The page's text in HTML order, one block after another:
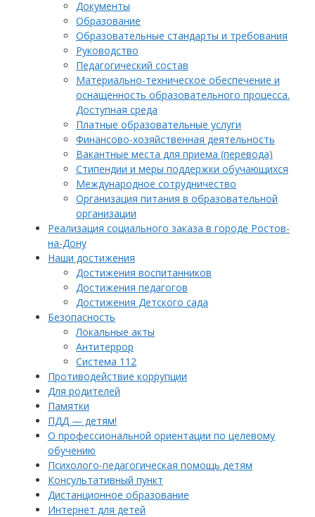
Документы
Образование
Образовательные стандарты и требования
Руководство
Педагогический состав
Материально-техническое обеспечение и
оснащенность образовательного процесса.
Доступная среда
Платные образовательные услуги
Финансово-хозяйственная деятельность
Вакантные места для приема (перевода)
Стипендии и меры поддержки обучающихся
Международное сотрудничество
Организация питания в образовательной
организации
Реализация социального заказа в городе Ростов-
на-Дону
Наши достижения
Достижения воспитанников
Достижения педагогов
Достижения Детского сада
Безопасность
Локальные акты
Антитеррор
Система 112
Противодействие коррупции
Для родителей
Памятки
ПДД — детям!
О профессиональной ориентации по целевому
обучению
Психолого-педагогическая помощь детям
Консультативный пункт
Дистанционное образование
Интернет для детей